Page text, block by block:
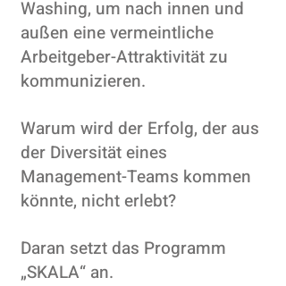
Washing, um nach innen und
außen eine vermeintliche
Arbeitgeber-Attraktivität zu
kommunizieren.
Warum wird der Erfolg, der aus
der Diversität eines
Management-Teams kommen
könnte, nicht erlebt?
Daran setzt das Programm
„SKALA“ an.